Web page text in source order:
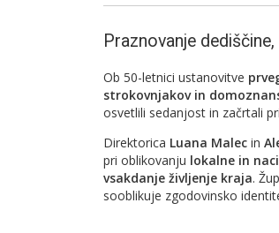
Praznovanje
Ob 50-letnici ustanovitve
strokovnjakov in domozn
osvetlili sedanjost in začrtali
Direktorica Luana Malec in
pri oblikovanju lokalne in
vsakdanje življenje kraja.
sooblikuje zgodovinsko